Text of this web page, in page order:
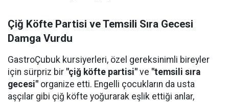
Çiğ Köfte Partisi ve Temsili Sıra Gecesi
Damga Vurdu
GastroÇubuk kursiyerleri, özel gereksinimli bireyler
için sürpriz bir "çiğ köfte partisi" ve "temsili sıra
gecesi" organize etti. Engelli çocukların da usta
aşçılar gibi çiğ köfte yoğurarak eşlik ettiği anlar,